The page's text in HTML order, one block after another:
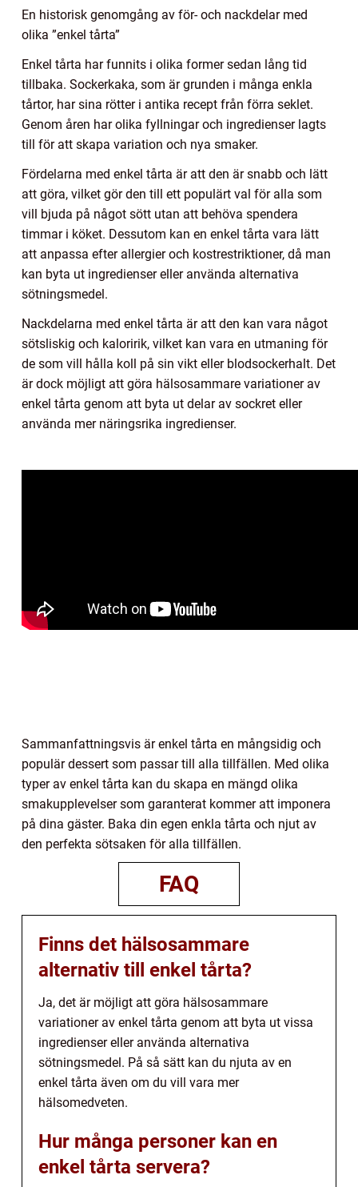
En historisk genomgång av för- och nackdelar med
olika ”enkel tårta”
Enkel tårta har funnits i olika former sedan lång tid
tillbaka. Sockerkaka, som är grunden i många enkla
tårtor, har sina rötter i antika recept från förra seklet.
Genom åren har olika fyllningar och ingredienser lagts
till för att skapa variation och nya smaker.
Fördelarna med enkel tårta är att den är snabb och lätt
att göra, vilket gör den till ett populärt val för alla som
vill bjuda på något sött utan att behöva spendera
timmar i köket. Dessutom kan en enkel tårta vara lätt
att anpassa efter allergier och kostrestriktioner, då man
kan byta ut ingredienser eller använda alternativa
sötningsmedel.
Nackdelarna med enkel tårta är att den kan vara något
sötsliskig och kaloririk, vilket kan vara en utmaning för
de som vill hålla koll på sin vikt eller blodsockerhalt. Det
är dock möjligt att göra hälsosammare variationer av
enkel tårta genom att byta ut delar av sockret eller
använda mer näringsrika ingredienser.
Sammanfattningsvis är enkel tårta en mångsidig och
populär dessert som passar till alla tillfällen. Med olika
typer av enkel tårta kan du skapa en mängd olika
smakupplevelser som garanterat kommer att imponera
på dina gäster. Baka din egen enkla tårta och njut av
den perfekta sötsaken för alla tillfällen.
FAQ
Finns det hälsosammare
alternativ till enkel tårta?
Ja, det är möjligt att göra hälsosammare
variationer av enkel tårta genom att byta ut vissa
ingredienser eller använda alternativa
sötningsmedel. På så sätt kan du njuta av en
enkel tårta även om du vill vara mer
hälsomedveten.
Hur många personer kan en
enkel tårta servera?